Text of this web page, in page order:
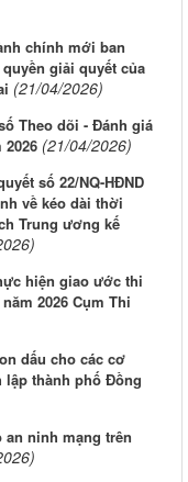
chính mới ban
giải quyết của
(21/04/2026)
Theo dõi - Đánh giá
(21/04/2026)
số 22/NQ-HĐND
về kéo dài thời
Trung ương kế
hiện giao ước thi
2026 Cụm Thi
dấu cho các cơ
thành phố Đồng
an ninh mạng trên